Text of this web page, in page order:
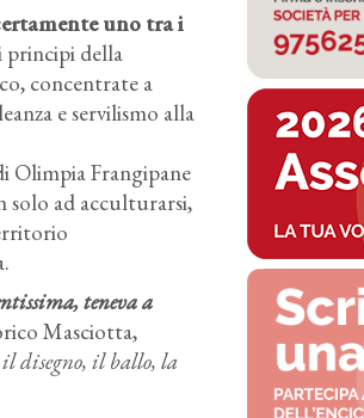
uno tra i
principi della
concentrate a
e servilismo alla
Olimpia Frangipane
solo ad acculturarsi,
teneva a
Masciotta,
il disegno, il ballo, la